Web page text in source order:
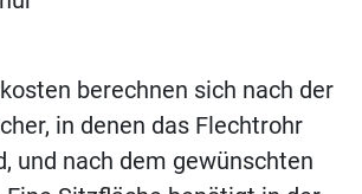
berechnen sich nach der
in denen das Flechtrohr
und nach dem gewünschten